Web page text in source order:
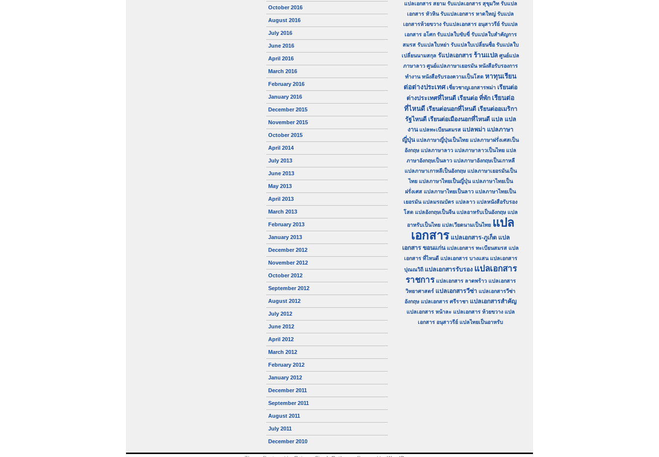
October 2016
August 2016
July 2016
June 2016
April 2016
March 2016
February 2016
January 2016
December 2015
November 2015
October 2015
April 2014
July 2013
June 2013
May 2013
April 2013
March 2013
February 2013
January 2013
December 2012
November 2012
October 2012
September 2012
August 2012
July 2012
June 2012
April 2012
March 2012
February 2012
January 2012
December 2011
September 2011
August 2011
July 2011
December 2010
แปลเอกสาร สยาม รับแปลเอกสาร สุขุมวิท รับแปล
เอกสาร หัวหิน รับแปลเอกสาร หาดใหญ่ รับแปล
เอกสารห้วยขวาง รับแปลเอกสาร อนุสาวรีย์ รับแปล
เอกสาร อโศก รับแปลใบขับขี่ รับแปลใบสำคัญการ
สมรส รับแปลใบหย่า รับแปลใบเปลี่ยนชื่อ รับแปลใบ
เปลี่ยนนามสกุล รัแปลเอกสาร ร้านแปล ศูนย์แปล
ภาษาลาว ศูนย์แปลภาษาเยอรมัน หนังสือรับรองการ
ทำงาน หนังสือรับรองความเป็นโสด หาทุนเรียน
ต่อต่างประเทศ เชี่ยวชาญเอกสารพม่า เรียนต่อ
ต่างประเทศที่ไหนดี เรียนต่อ ที่พัก เรียนต่อ
ที่ไหนดี เรียนต่อนอกที่ไหนดี เรียนต่ออเมริกา
รัฐไหนดี เรียนต่อเมืองนอกที่ไหนดี แปล แปล
งาน แปลทะเบียนสมรส แปลพม่า แปลภาษา
ญี่ปุ่น แปลภาษาญี่ปุ่นเป็นไทย แปลภาษาฝรั่งเศสเป็น
อังกฤษ แปลภาษาลาว แปลภาษาลาวเป็นไทย แปล
ภาษาอังกฤษเป็นลาว แปลภาษาอังกฤษเป็นเกาหลี
แปลภาษาเกาหลีเป็นอังกฤษ แปลภาษาเยอรมันเป็น
ไทย แปลภาษาไทยเป็นญี่ปุ่น แปลภาษาไทยเป็น
ฝรั่งเศส แปลภาษาไทยเป็นลาว แปลภาษาไทยเป็น
เยอรมัน แปลมรณบัตร แปลลาว แปลหนังสือรับรอง
โสด แปลอังกฤษเป็นจีน แปลอาหรับเป็นอังกฤษ แปล
อาหรับเป็นไทย แปลเวียดนามเป็นไทย แปล
เอกสาร แปลเอกสาร-ภูเก็ต แปล
เอกสาร ขอนแก่น แปลเอกสาร ทะเบียนสมรส แปล
เอกสาร ที่ไหนดี แปลเอกสาร บางแสน แปลเอกสาร
ปุณณวิถี แปลเอกสารรับรอง แปลเอกสาร
ราชการ แปลเอกสาร ลาดพร้าว แปลเอกสาร
วิทยาศาสตร์ แปลเอกสารวีซ่า แปลเอกสารวีซ่า
อังกฤษ แปลเอกสาร ศรีราชา แปลเอกสารสำคัญ
แปลเอกสาร หน้าละ แปลเอกสาร ห้วยขวาง แปล
เอกสาร อนุสาวรีย์ แปลไทยเป็นอาหรับ